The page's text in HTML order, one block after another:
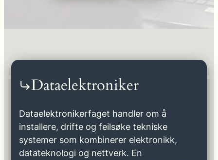
Dataelektroniker
Dataelektronikerfaget handler om å
installere, drifte og feilsøke tekniske
systemer som kombinerer elektronikk,
datateknologi og nettverk. En